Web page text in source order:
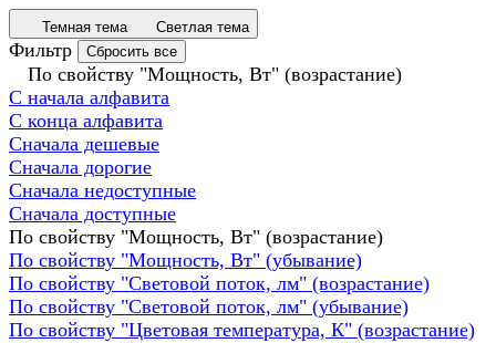
Темная тема Светлая тема
Фильтр Сбросить все
По свойству "Мощность, Вт" (возрастание)
С начала алфавита
С конца алфавита
Сначала дешевые
Сначала дорогие
Сначала недоступные
Сначала доступные
По свойству "Мощность, Вт" (возрастание)
По свойству "Мощность, Вт" (убывание)
По свойству "Световой поток, лм" (возрастание)
По свойству "Световой поток, лм" (убывание)
По свойству "Цветовая температура, К" (возрастание)